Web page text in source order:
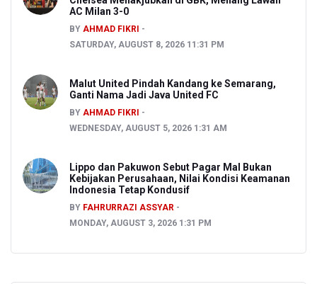
AC Milan 3-0
BY AHMAD FIKRI
SATURDAY, AUGUST 8, 2026 11:31 PM
Malut United Pindah Kandang ke Semarang,
Ganti Nama Jadi Java United FC
BY AHMAD FIKRI
WEDNESDAY, AUGUST 5, 2026 1:31 AM
Lippo dan Pakuwon Sebut Pagar Mal Bukan
Kebijakan Perusahaan, Nilai Kondisi Keamanan
Indonesia Tetap Kondusif
BY FAHRURRAZI ASSYAR
MONDAY, AUGUST 3, 2026 1:31 PM